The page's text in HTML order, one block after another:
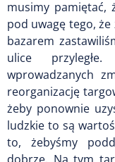
musimy pamiętać,
pod uwagę tego,
bazarem
ulice
wprowadzanych
reorganizację
żeby ponownie
ludzkie to są
to, żebyśmy